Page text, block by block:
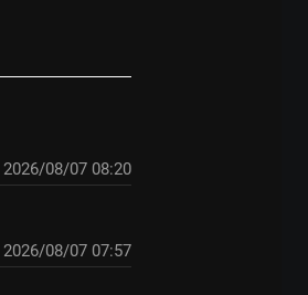
2026/08/07 08:20
2026/08/07 07:57